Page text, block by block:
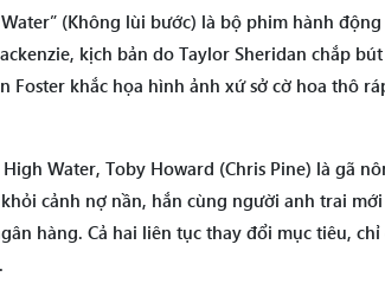
(Không lùi bước) là bộ phim hành
kịch bản do Taylor Sheridan chắp
Foster khắc họa hình ảnh xứ sở cờ hoa thô
Water, Toby Howard (Chris Pine) là gã
cảnh nợ nần, hắn cùng người anh trai
hàng. Cả hai liên tục thay đổi mục tiêu,